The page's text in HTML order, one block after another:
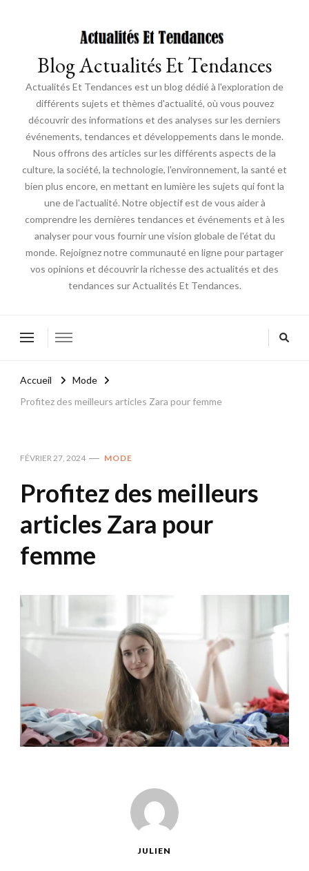
Blog Actualités Et Tendances
Actualités Et Tendances est un blog dédié à l'exploration de
différents sujets et thèmes d'actualité, où vous pouvez
découvrir des informations et des analyses sur les derniers
événements, tendances et développements dans le monde.
Nous offrons des articles sur les différents aspects de la
culture, la société, la technologie, l'environnement, la santé et
bien plus encore, en mettant en lumière les sujets qui font la
une de l'actualité. Notre objectif est de vous aider à
comprendre les dernières tendances et événements et à les
analyser pour vous fournir une vision globale de l'état du
monde. Rejoignez notre communauté en ligne pour partager
vos opinions et découvrir la richesse des actualités et des
tendances sur Actualités Et Tendances.
Accueil
Mode
Profitez des meilleurs articles Zara pour femme
FÉVRIER 27, 2024 MODE
Profitez des meilleurs
articles Zara pour
femme
JULIEN